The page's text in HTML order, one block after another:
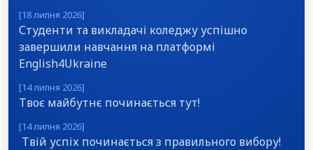
[18 липня 2026]
Студенти та викладачі коледжу успішно
завершили навчання на платформі
English4Ukraine
[14 липня 2026]
Твоє майбутнє починається тут!
[14 липня 2026]
Твій успіх починається з правильного вибору!